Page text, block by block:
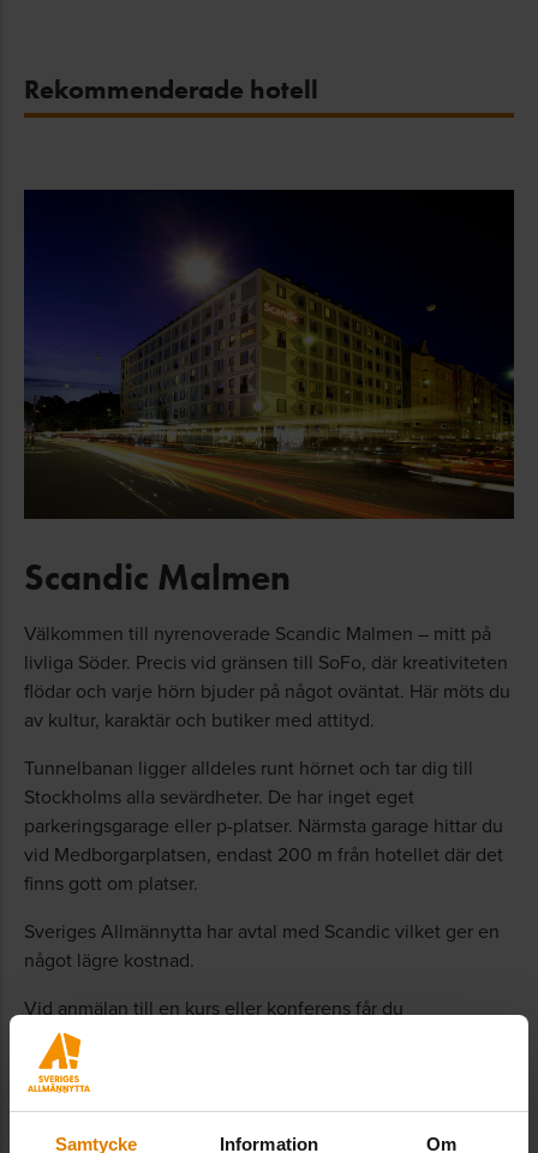
Samtycke Information Om
Rekommenderade hotell
Scandic Malmen
Välkommen till nyrenoverade Scandic Malmen – mitt på
livliga Söder. Precis vid gränsen till SoFo, där kreativiteten
flödar och varje hörn bjuder på något oväntat. Här möts du
av kultur, karaktär och butiker med attityd.
Tunnelbanan ligger alldeles runt hörnet och tar dig till
Stockholms alla sevärdheter. De har inget eget
parkeringsgarage eller p-platser. Närmsta garage hittar du
vid Medborgarplatsen, endast 200 m från hotellet där det
finns gott om platser.
Sveriges Allmännytta har avtal med Scandic vilket ger en
något lägre kostnad.
Vid anmälan till en kurs eller konferens får du
bokningsinformation med bokningskoder av oss på
Sveriges Allmännytta i bekräftelsen.
Besök deras hemsida